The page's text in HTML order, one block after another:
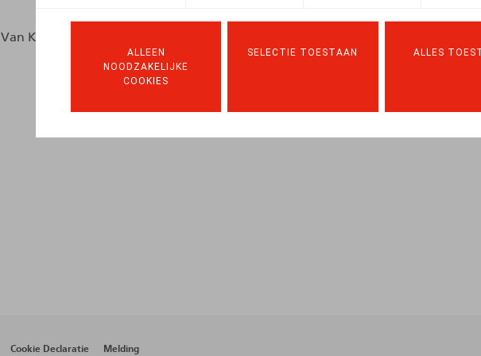
ALLEEN
NOODZAKELIJKE
COOKIES
SELECTIE TOESTAAN ALLES
Van Keirsbilck, V., HR.square nr. 206, p. 83
Cookie Declaratie Melding